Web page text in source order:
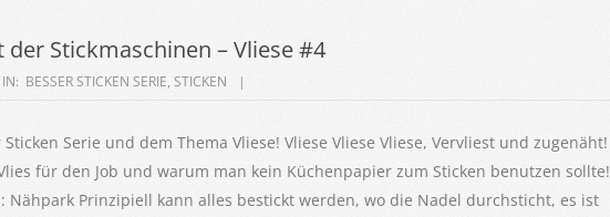
der Stickmaschinen – Vliese #4
IN: BESSER STICKEN SERIE, STICKEN
Serie und dem Thema Vliese! Vliese Vliese Vliese, Vervliest und zugenäht!
für den Job und warum man kein Küchenpapier zum Sticken benutzen sollte!
Nähpark Prinzipiell kann alles bestickt werden, wo die Nadel durchsticht, es ist